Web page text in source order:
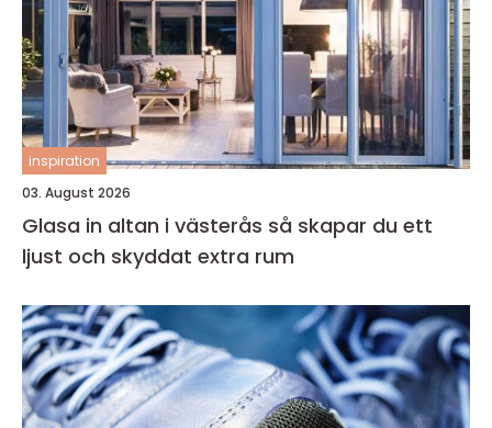
inspiration
03. August 2026
Glasa in altan i västerås så skapar du ett
ljust och skyddat extra rum